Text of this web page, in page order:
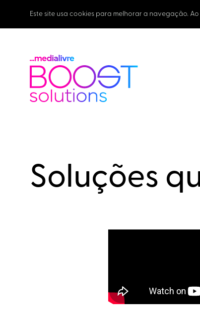
Este site usa cookies para melhorar a navegação.
Soluções